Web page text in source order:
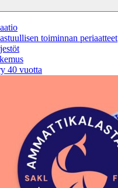
toiminnan periaatteet
40 vuotta